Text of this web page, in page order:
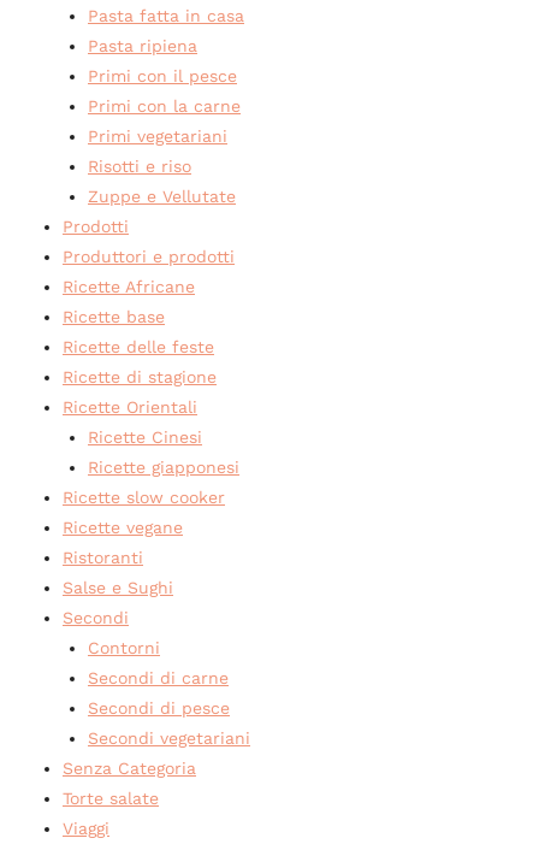
Pasta fatta in casa
Pasta ripiena
Primi con il pesce
Primi con la carne
Primi vegetariani
Risotti e riso
Zuppe e Vellutate
Prodotti
Produttori e prodotti
Ricette Africane
Ricette base
Ricette delle feste
Ricette di stagione
Ricette Orientali
Ricette Cinesi
Ricette giapponesi
Ricette slow cooker
Ricette vegane
Ristoranti
Salse e Sughi
Secondi
Contorni
Secondi di carne
Secondi di pesce
Secondi vegetariani
Senza Categoria
Torte salate
Viaggi